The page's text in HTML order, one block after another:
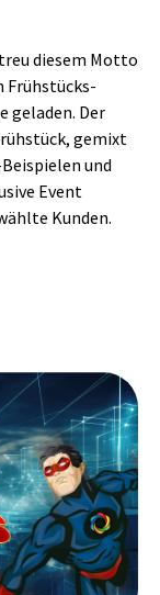
diesem Motto
Frühstücks-
geladen. Der
gemixt
und
Event
Kunden.